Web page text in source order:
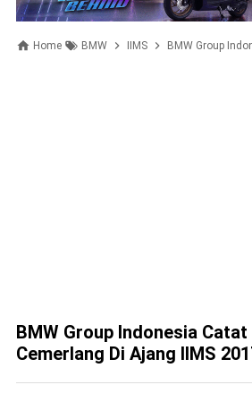
Home BMW IIMS BMW Group Indonesia
BMW Group Indonesia Catat
Cemerlang Di Ajang IIMS